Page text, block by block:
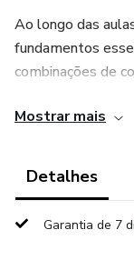
Ao longo das
fundamentos
combinações de
aniversários, chás
Mais do que
apresentação
Mostrar mais
Detalhes
Garantia de 7